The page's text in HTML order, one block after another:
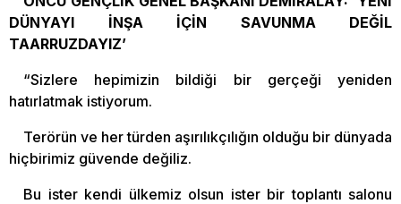
DÜNYAYI İNŞA İÇİN SAVUNMA DEĞİL
TAARRUZDAYIZ’
“Sizlere hepimizin bildiği bir gerçeği yeniden
hatırlatmak istiyorum.
Terörün ve her türden aşırılıkçılığın olduğu bir dünyada
hiçbirimiz güvende değiliz.
Bu ister kendi ülkemiz olsun ister bir toplantı salonu